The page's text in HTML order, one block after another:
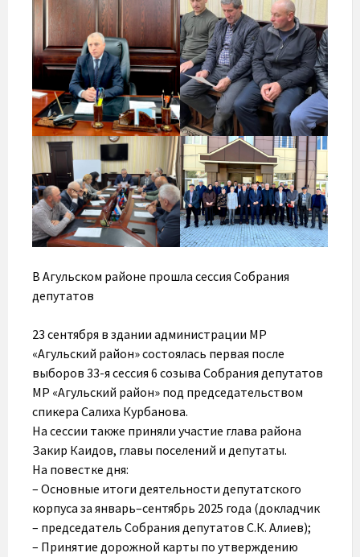
В Агульском районе прошла сессия Собрания
депутатов
23 сентября в здании администрации МР
«Агульский район» состоялась первая после
выборов 33-я сессия 6 созыва Собрания депутатов
МР «Агульский район» под председательством
спикера Салиха Курбанова.
На сессии также приняли участие глава района
Закир Каидов, главы поселений и депутаты.
На повестке дня:
– Основные итоги деятельности депутатского
корпуса за январь–сентябрь 2025 года (докладчик
– председатель Собрания депутатов С.К. Алиев);
– Принятие дорожной карты по утверждению